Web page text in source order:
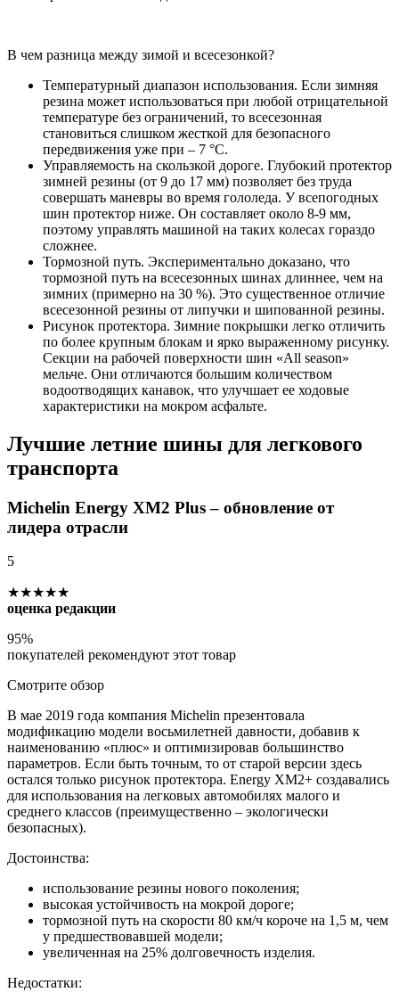
В чем разница между зимой и всесезонкой?
Температурный диапазон использования. Если зимняя
резина может использоваться при любой отрицательной
температуре без ограничений, то всесезонная
становиться слишком жесткой для безопасного
передвижения уже при – 7 °C.
Управляемость на скользкой дороге. Глубокий протектор
зимней резины (от 9 до 17 мм) позволяет без труда
совершать маневры во время гололеда. У всепогодных
шин протектор ниже. Он составляет около 8-9 мм,
поэтому управлять машиной на таких колесах гораздо
сложнее.
Тормозной путь. Экспериментально доказано, что
тормозной путь на всесезонных шинах длиннее, чем на
зимних (примерно на 30 %). Это существенное отличие
всесезонной резины от липучки и шипованной резины.
Рисунок протектора. Зимние покрышки легко отличить
по более крупным блокам и ярко выраженному рисунку.
Секции на рабочей поверхности шин «All seаson»
мельче. Они отличаются большим количеством
водоотводящих канавок, что улучшает ее ходовые
характеристики на мокром асфальте.
Лучшие летние шины для легкового
транспорта
Michelin Energy XM2 Plus – обновление от
лидера отрасли
5
★★★★★
оценка редакции
95%
покупателей рекомендуют этот товар
Смотрите обзор
В мае 2019 года компания Michelin презентовала
модификацию модели восьмилетней давности, добавив к
наименованию «плюс» и оптимизировав большинство
параметров. Если быть точным, то от старой версии здесь
остался только рисунок протектора. Energy XM2+ создавались
для использования на легковых автомобилях малого и
среднего классов (преимущественно – экологически
безопасных).
Достоинства:
использование резины нового поколения;
высокая устойчивость на мокрой дороге;
тормозной путь на скорости 80 км/ч короче на 1,5 м, чем
у предшествовавшей модели;
увеличенная на 25% долговечность изделия.
Недостатки: